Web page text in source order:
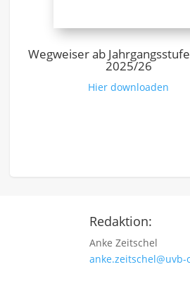
Wegweiser ab Jahrgangsstufe
2025/26
Hier downloaden
Redaktion:
Anke Zeitschel